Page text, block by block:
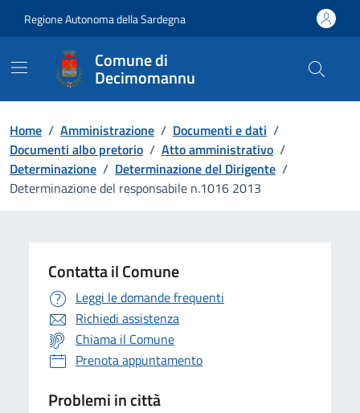
Regione Autonoma della Sardegna
Comune di
Decimomannu
Home / Amministrazione / Documenti e dati /
Documenti albo pretorio / Atto amministrativo /
Determinazione / Determinazione del Dirigente /
Determinazione del responsabile n.1016 2013
Contatta il Comune
Leggi le domande frequenti
Richiedi assistenza
Chiama il Comune
Prenota appuntamento
Problemi in città